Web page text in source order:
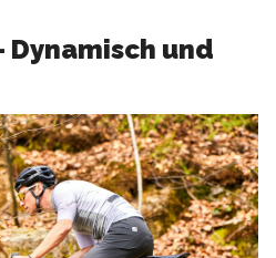
Dynamisch und